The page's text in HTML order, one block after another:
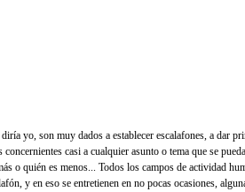
yo, son muy dados a establecer escalafones, a dar
casi a cualquier asunto o tema que se
o quién es menos... Todos los campos de actividad
y en eso se entretienen en no pocas ocasiones,